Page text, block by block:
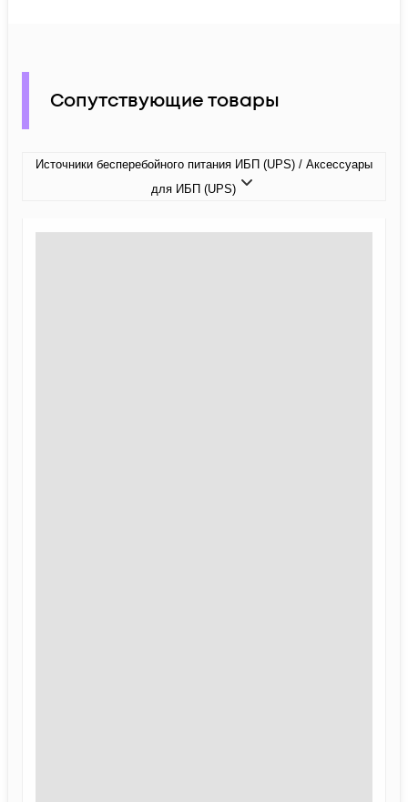
Сопутствующие товары
Источники бесперебойного питания ИБП (UPS) / Аксессуары
для ИБП (UPS)